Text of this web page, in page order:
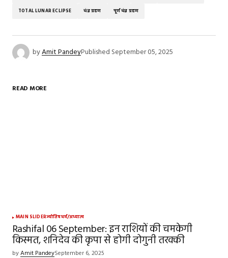
TOTAL LUNAR ECLIPSE चंद्र ग्रहण पूर्ण चंद्र ग्रहण
byAmit PandeyPublished September 05, 2025
READ MORE
MAIN SLIDERज्योतिषधर्म/अध्यात्म
Rashifal 06 September: इन राशियों की चमकेगी
किस्मत, शनिदेव की कृपा से होगी दोगुनी तरक्की
byAmit PandeySeptember 6, 2025